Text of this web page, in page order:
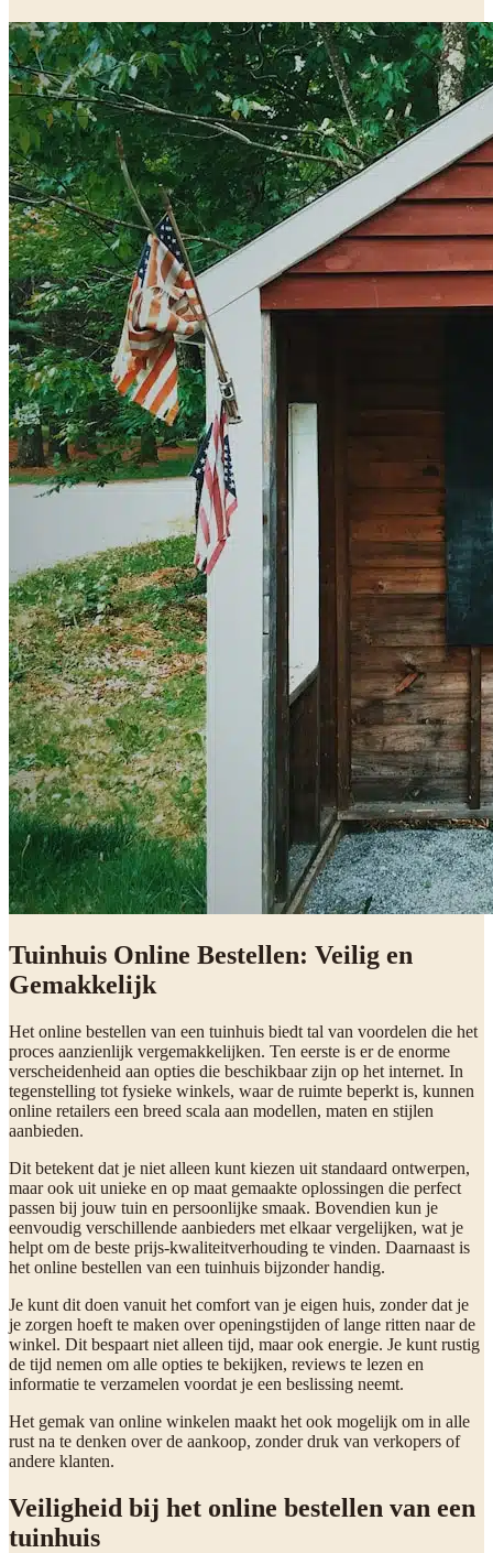
Tuinhuis Online Bestellen: Veilig en
Gemakkelijk
Het online bestellen van een tuinhuis biedt tal van voordelen die het
proces aanzienlijk vergemakkelijken. Ten eerste is er de enorme
verscheidenheid aan opties die beschikbaar zijn op het internet. In
tegenstelling tot fysieke winkels, waar de ruimte beperkt is, kunnen
online retailers een breed scala aan modellen, maten en stijlen
aanbieden.
Dit betekent dat je niet alleen kunt kiezen uit standaard ontwerpen,
maar ook uit unieke en op maat gemaakte oplossingen die perfect
passen bij jouw tuin en persoonlijke smaak. Bovendien kun je
eenvoudig verschillende aanbieders met elkaar vergelijken, wat je
helpt om de beste prijs-kwaliteitverhouding te vinden. Daarnaast is
het online bestellen van een tuinhuis bijzonder handig.
Je kunt dit doen vanuit het comfort van je eigen huis, zonder dat je
je zorgen hoeft te maken over openingstijden of lange ritten naar de
winkel. Dit bespaart niet alleen tijd, maar ook energie. Je kunt rustig
de tijd nemen om alle opties te bekijken, reviews te lezen en
informatie te verzamelen voordat je een beslissing neemt.
Het gemak van online winkelen maakt het ook mogelijk om in alle
rust na te denken over de aankoop, zonder druk van verkopers of
andere klanten.
Veiligheid bij het online bestellen van een
tuinhuis